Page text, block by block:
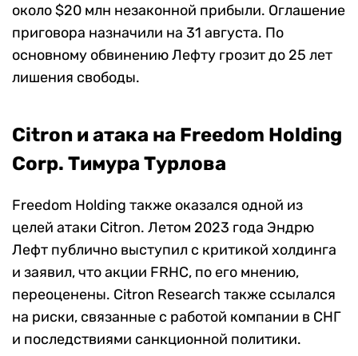
около $20 млн незаконной прибыли. Оглашение
приговора назначили на 31 августа. По
основному обвинению Лефту грозит до 25 лет
лишения свободы.
Citron и атака на Freedom Holding
Corp. Тимура Турлова
Freedom Holding также оказался одной из
целей атаки Citron. Летом 2023 года Эндрю
Лефт публично выступил с критикой холдинга
и заявил, что акции FRHC, по его мнению,
переоценены. Citron Research также ссылался
на риски, связанные с работой компании в СНГ
и последствиями санкционной политики.